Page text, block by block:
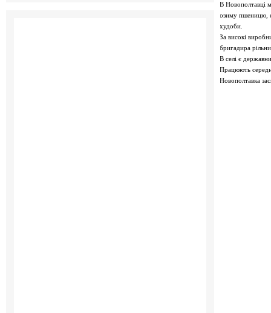
В Новополтавці
озиму пшеницю,
худоби.
За високі
бригадира
В селі є
Працюють
Новополтавка